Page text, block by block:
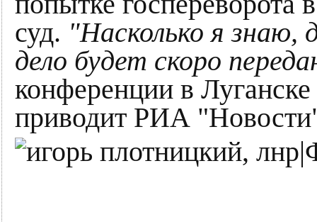
суд. "Насколько я знаю,
дело будет скоро
конференции в
приводит РИА